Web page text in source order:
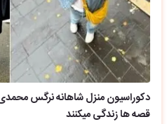
دکوراسیون منزل شاهانه نرگس
قصه ها زندگی میکنند